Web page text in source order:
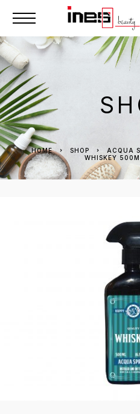
HOME SHOP
ACQUA
WHISKEY